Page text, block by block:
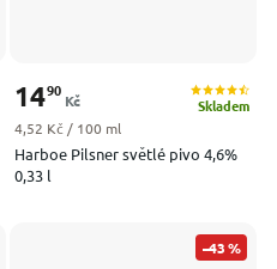
Harboe Pilsner světlé pivo 4,6%
0,33 l
Skladem
1490
Kč
Měrná cena:
4,52 Kč / 100 ml
–43 %